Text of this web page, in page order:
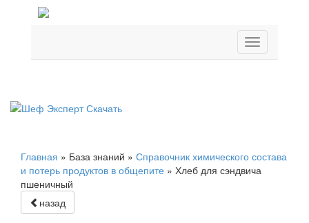
Главная » База знаний » Справочник химического состава
и потерь продуктов в общепите » Хлеб для сэндвича
пшеничный
назад